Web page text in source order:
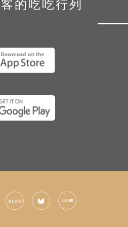
的吃吃行列